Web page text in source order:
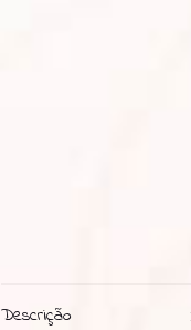
Descrição